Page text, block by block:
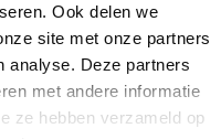
Ook delen we
site met onze partners
analyse. Deze partners
met andere informatie
ze hebben verzameld op
strandbroeders